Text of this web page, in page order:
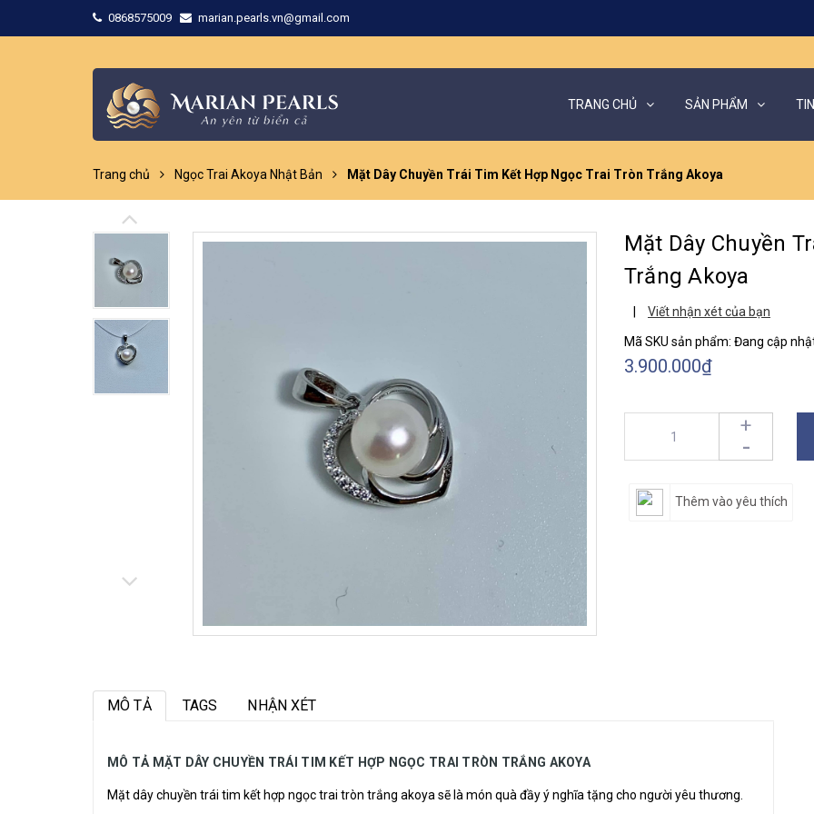
0868575009 marian.pearls.vn@gmail.com
TRANG CHỦ SẢN PHẨM
Trang chủ Ngọc Trai Akoya Nhật Bản Mặt Dây Chuyền Trái Tim Kết Hợp Ngọc Trai Tròn Trắng Akoya
Mặt Dây Chuyền
Trắng Akoya
Viết nhận xét của bạn
Mã SKU sản phẩm: Đang cập
3.900.000₫
+
-
Thêm vào yêu thích
MÔ TẢ TAGS NHẬN XÉT
MÔ TẢ MẶT DÂY CHUYỀN TRÁI TIM KẾT HỢP NGỌC TRAI TRÒN TRẮNG AKOYA
Mặt dây chuyền trái tim kết hợp ngọc trai tròn trắng akoya sẽ là món quà đầy ý nghĩa tặng cho người yêu thương.